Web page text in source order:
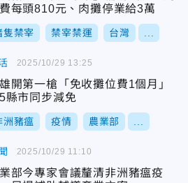
每頭810元、肉攤停業給3萬
隻禁宰 禁宰禁運 台灣
開第一槍「免收攤位費1個月」
市同步減免
洲豬瘟 疫情 農業部
2025/10/29 13:25
部今專家會議釐清非洲豬瘟疫
2025/10/29 11:10